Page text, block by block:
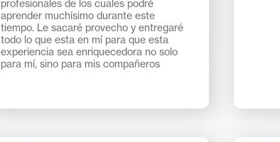
profesionales de los cuales podré
aprender muchísimo durante este
tiempo. Le sacaré provecho y entregaré
todo lo que esta en mí para que esta
experiencia sea enriquecedora no solo
para mí, sino para mis compañeros